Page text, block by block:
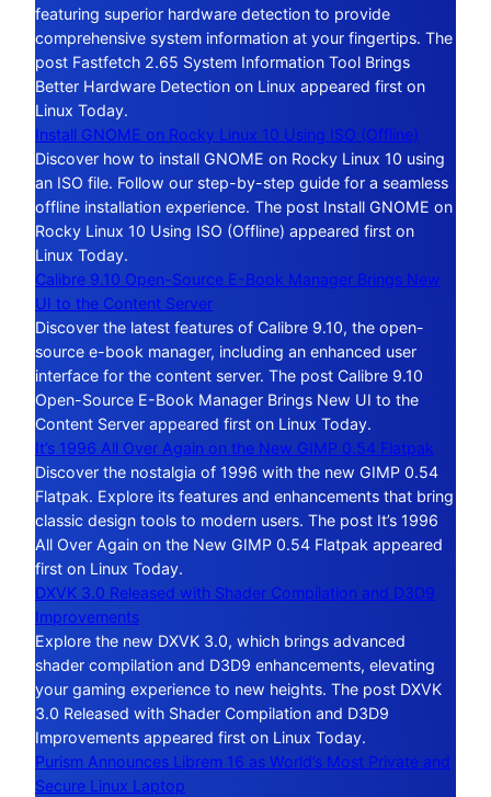
featuring superior hardware detection to provide
comprehensive system information at your fingertips. The
post Fastfetch 2.65 System Information Tool Brings
Better Hardware Detection on Linux appeared first on
Linux Today.
Install GNOME on Rocky Linux 10 Using ISO (Offline)
Discover how to install GNOME on Rocky Linux 10 using
an ISO file. Follow our step-by-step guide for a seamless
offline installation experience. The post Install GNOME on
Rocky Linux 10 Using ISO (Offline) appeared first on
Linux Today.
Calibre 9.10 Open-Source E-Book Manager Brings New
UI to the Content Server
Discover the latest features of Calibre 9.10, the open-
source e-book manager, including an enhanced user
interface for the content server. The post Calibre 9.10
Open-Source E-Book Manager Brings New UI to the
Content Server appeared first on Linux Today.
It’s 1996 All Over Again on the New GIMP 0.54 Flatpak
Discover the nostalgia of 1996 with the new GIMP 0.54
Flatpak. Explore its features and enhancements that bring
classic design tools to modern users. The post It’s 1996
All Over Again on the New GIMP 0.54 Flatpak appeared
first on Linux Today.
DXVK 3.0 Released with Shader Compilation and D3D9
Improvements
Explore the new DXVK 3.0, which brings advanced
shader compilation and D3D9 enhancements, elevating
your gaming experience to new heights. The post DXVK
3.0 Released with Shader Compilation and D3D9
Improvements appeared first on Linux Today.
Purism Announces Librem 16 as World’s Most Private and
Secure Linux Laptop